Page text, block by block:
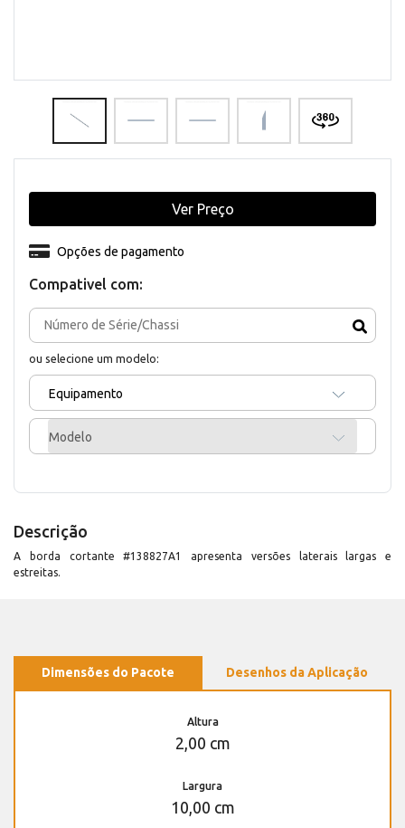
Compativel com:
ou selecione um modelo:
Equipamento
Modelo
Opções de pagamento
Ver Preço
Descrição
A borda cortante #138827A1 apresenta versões laterais largas e
estreitas.
Dimensões do Pacote Desenhos da Aplicação
Altura
2,00 cm
Largura
10,00 cm